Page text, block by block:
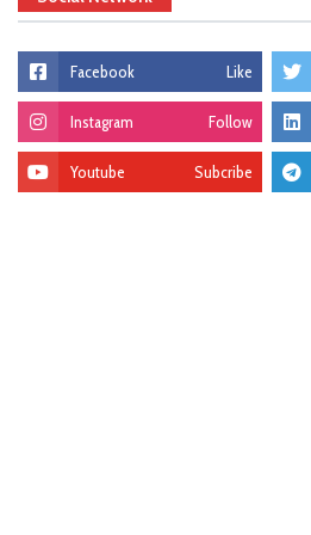
Facebook Like
Instagram Follow
Youtube Subcribe